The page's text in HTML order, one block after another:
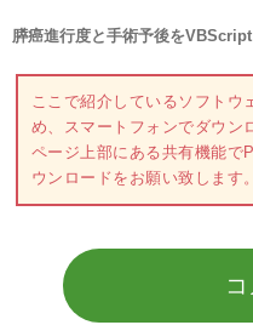
膵癌進行度と手術予後を
ここで紹介しているソフトウ
め、スマートフォンでダウン
ページ上部にある共有機能で
ウンロードをお願い致します。